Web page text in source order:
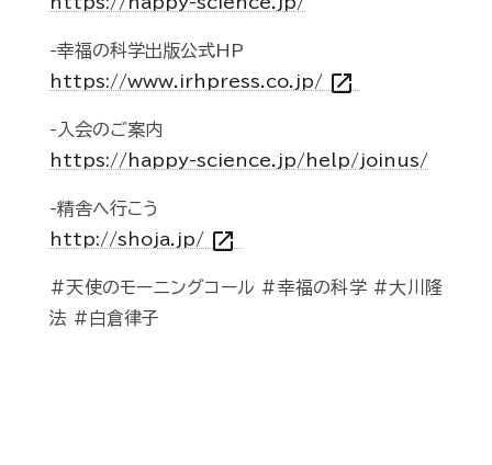
-幸福の科学出版公式HP
https://www.irhpress.co.jp/ open_in_new
-入会のご案内
https://happy-science.jp/help/joinus/
-精舎へ行こう
http://shoja.jp/ open_in_new
#天使のモーニングコール #幸福の科学 #大川隆
法 #白倉律子